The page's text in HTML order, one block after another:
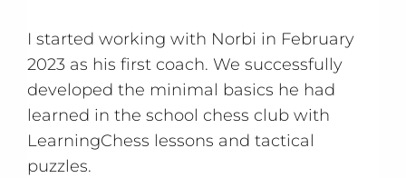
I started working with Norbi in February
2023 as his first coach. We successfully
developed the minimal basics he had
learned in the school chess club with
LearningChess lessons and tactical
puzzles.